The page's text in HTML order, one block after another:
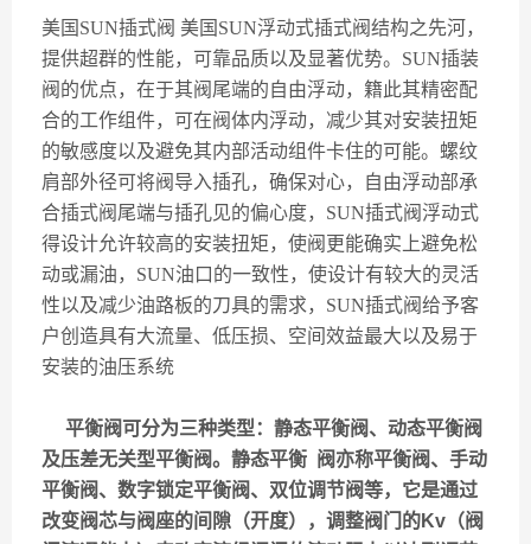
美国 SUN插式阀 美国 SUN浮动式插式阀结构之先河，
提供超群的性能，可靠品质以及显著优势。 SUN插装
阀的优点，在于其阀尾端的自由浮动，籍此其精密配
合的工作组件，可在阀体内浮动，减少其对安装扭矩
的敏感度以及避免其内部活动组件卡住的可能。螺纹
肩部外径可将阀导入插孔，确保对心，自由浮动部承
合插式阀尾端与插孔见的偏心度， SUN插式阀浮动式
得设计允许较高的安装扭矩，使阀更能确实上避免松
动或漏油， SUN油口的一致性，使设计有较大的灵活
性以及减少油路板的刀具的需求， SUN插式阀给予客
户创造具有大流量、低压损、空间效益最大以及易于
安装的油压系统
平衡阀可分为三种类型：静态平衡阀、动态平衡阀
及压差无关型平衡阀。静态平衡 阀亦称平衡阀、手动
平衡阀、数字锁定平衡阀、双位调节阀等，它是通过
改变阀芯与阀座的间隙（开度），调整阀门的Kv（阀